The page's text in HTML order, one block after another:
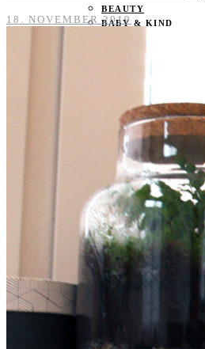
BEAUTY
BABY & KIND
KAUTION
REISE
TIERE
TECHNIK
KATEGORIEN
FOOD & DRINKS
KIND & BABY
BEAUTY
REZEPTE
LIFESTYLE
TECHNIK
GEWINNSPIELE
18. NOVEMBER 2019